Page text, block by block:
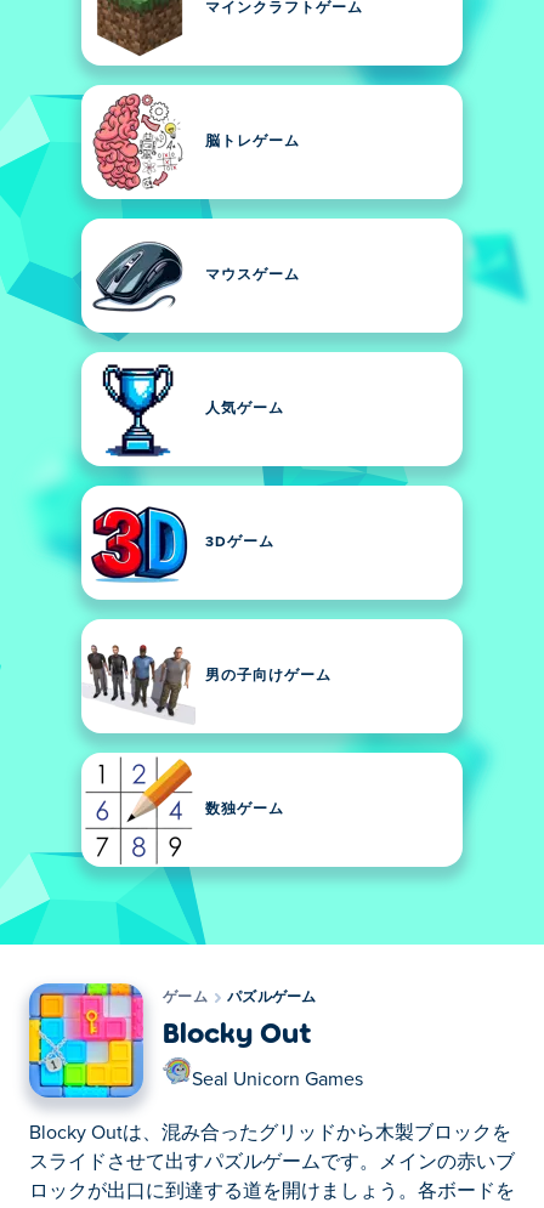
マインクラフトゲーム
脳トレゲーム
マウスゲーム
人気ゲーム
3Dゲーム
男の子向けゲーム
数独ゲーム
ゲーム パズルゲーム
Blocky Out
Seal Unicorn Games
Blocky Outは、混み合ったグリッドから木製ブロックを
スライドさせて出すパズルゲームです。メインの赤いブ
ロックが出口に到達する道を開けましょう。各ボードを